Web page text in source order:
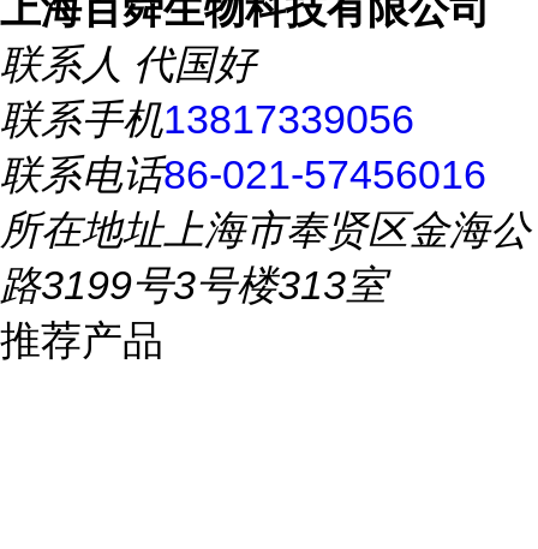
联系人 代国好
联系手机13817339056
联系电话86-021-57456016
所在地址上海市奉贤区金海公
路3199号3号楼313室
推荐产品